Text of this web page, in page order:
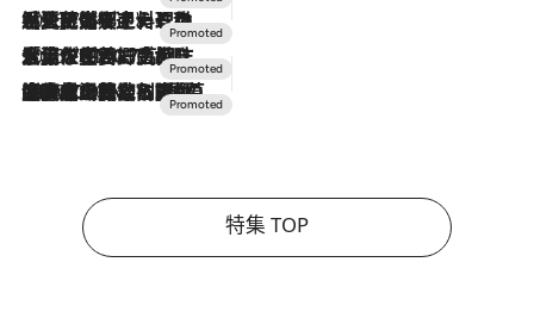
2026.7.24
【夏限定ディナーコース】旬を迎える稚鮎や花ズッキーニなどをイタリア・トスカーナの郷土料理の手法で満喫！
2026.7.17
「土佐和ハーブかき氷」がOMO7高知に登場！生姜、山椒、大葉など目にも舌にも涼を呼ぶ郷土の味
2026.7.10
NEW OPEN！【界 草津】名湯の地に誕生。趣の異なる2種の温泉と上州ならではの会席・蕎麦割烹など美食を味わう究極の癒やし旅
特集 TOP